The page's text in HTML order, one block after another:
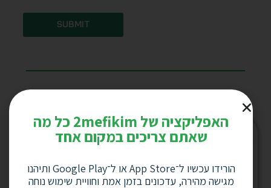
Submit
האפליקציה של 2mefikim כל מה
שאתם צריכים במקום אחד
הורידו עכשיו ל־App Store או ל־Google Play ותיהנו
מגישה מהירה, עדכונים בזמן אמת וחוויית שימוש נוחה